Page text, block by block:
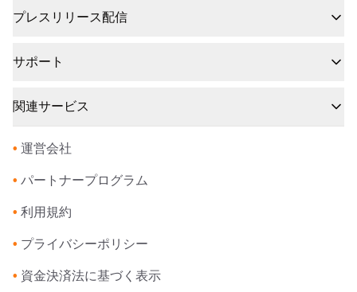
プレスリリース配信
サポート
関連サービス
• 運営会社
• パートナープログラム
• 利用規約
• プライバシーポリシー
• 資金決済法に基づく表示